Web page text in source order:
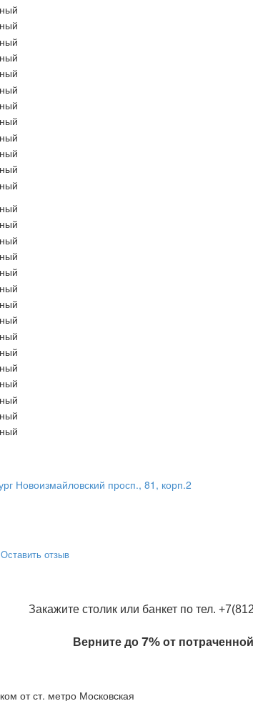
Новоизмайловский просп., 81, корп.2
Оставить отзыв
Закажите столик или банкет по тел.
Верните до 7%от
от ст. метро Московская